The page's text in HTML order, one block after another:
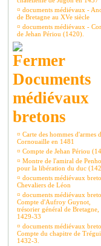
¤ documents médiévaux -
de Bretagne au XVe siècle
¤ documents médiévaux -
de Jehan Périou (1420).
Documents
médiévaux
bretons
¤ Carte des hommes d'armes
Cornouaille en 1481
¤ Compte de Jehan Périou
¤ Montre de l'amiral de
pour la libération du duc
¤ documents médiévaux
Chevaliers de Léon
¤ documents médiévaux
Compte d'Aufroy Guynot,
trésorier général de Bretagne,
1429-33
¤ documents médiévaux
Compte du chapitre de
1432-3.